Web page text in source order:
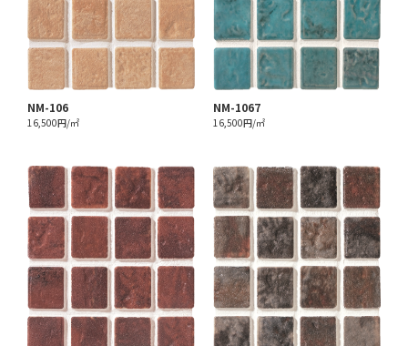
NM-106
16,500円/㎡
NM-1067
16,500円/㎡